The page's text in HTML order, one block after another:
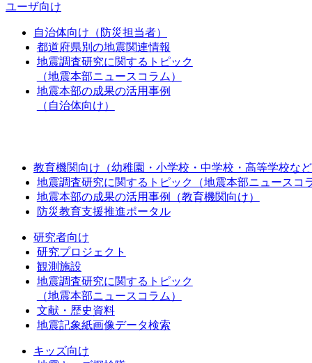
ユーザ向け
自治体向け（防災担当者）
都道府県別の地震関連情報
地震調査研究に関するトピック
（地震本部ニュースコラム）
地震本部の成果の活用事例
（自治体向け）
教育機関向け（幼稚園・小学校・中学校・高等学校な
地震調査研究に関するトピック（地震本部ニュースコ
地震本部の成果の活用事例（教育機関向け）
防災教育支援推進ポータル
研究者向け
研究プロジェクト
観測施設
地震調査研究に関するトピック
（地震本部ニュースコラム）
文献・歴史資料
地震記象紙画像データ検索
キッズ向け